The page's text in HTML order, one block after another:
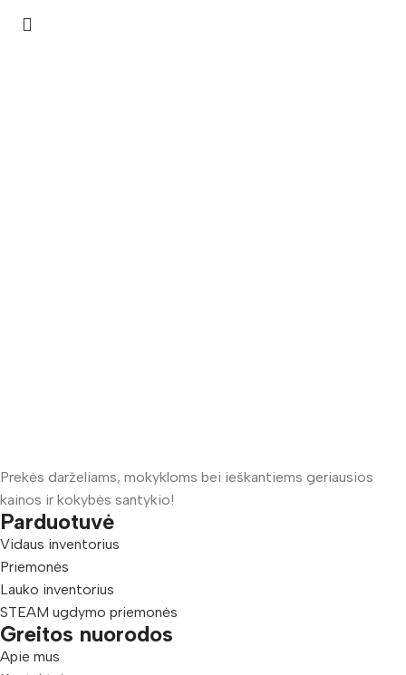
Prekės darželiams, mokykloms bei ieškantiems geriausios
kainos ir kokybės santykio!
Parduotuvė
Vidaus inventorius
Priemonės
Lauko inventorius
STEAM ugdymo priemonės
Greitos nuorodos
Apie mus